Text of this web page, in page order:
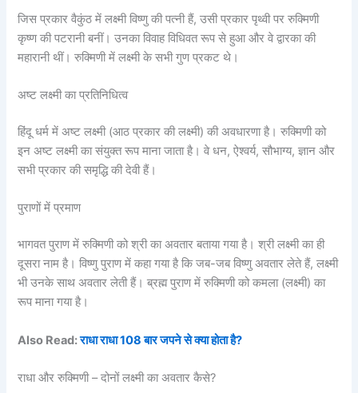
जिस प्रकार वैकुंठ में लक्ष्मी विष्णु की पत्नी हैं, उसी प्रकार पृथ्वी पर रुक्मिणी
कृष्ण की पटरानी बनीं। उनका विवाह विधिवत रूप से हुआ और वे द्वारका की
महारानी थीं। रुक्मिणी में लक्ष्मी के सभी गुण प्रकट थे।
अष्ट लक्ष्मी का प्रतिनिधित्व
हिंदू धर्म में अष्ट लक्ष्मी (आठ प्रकार की लक्ष्मी) की अवधारणा है। रुक्मिणी को
इन अष्ट लक्ष्मी का संयुक्त रूप माना जाता है। वे धन, ऐश्वर्य, सौभाग्य, ज्ञान और
सभी प्रकार की समृद्धि की देवी हैं।
पुराणों में प्रमाण
भागवत पुराण में रुक्मिणी को श्री का अवतार बताया गया है। श्री लक्ष्मी का ही
दूसरा नाम है। विष्णु पुराण में कहा गया है कि जब-जब विष्णु अवतार लेते हैं, लक्ष्मी
भी उनके साथ अवतार लेती हैं। ब्रह्म पुराण में रुक्मिणी को कमला (लक्ष्मी) का
रूप माना गया है।
Also Read:राधा राधा 108 बार जपने से क्या होता है?
राधा और रुक्मिणी – दोनों लक्ष्मी का अवतार कैसे?